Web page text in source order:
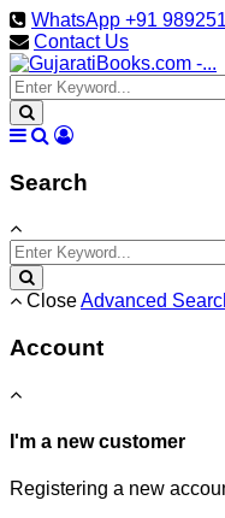
WhatsApp +91
Contact Us
Search
CloseAdvanced
Account
I'm a new customer
Registering a new